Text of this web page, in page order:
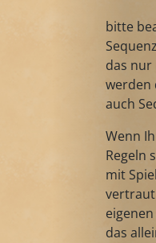
bitte
das nur
werden
auch
Wenn
Regeln
mit
das